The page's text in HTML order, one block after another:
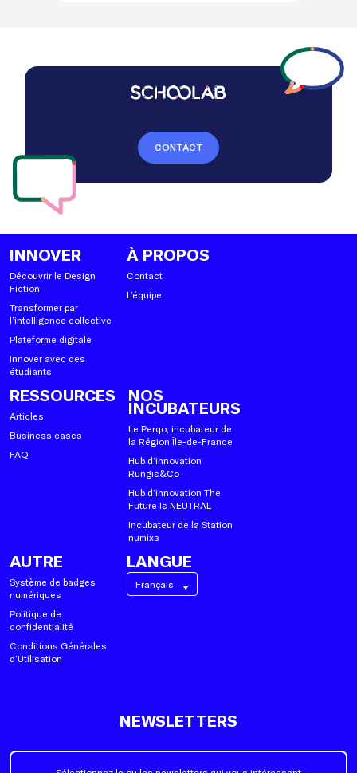
CONTACT
INNOVER
Découvrir le Design
Fiction
Transformer par
l’intelligence collective
Plateforme digitale
Innover avec des
étudiants
À PROPOS
Contact
L’équipe
RESSOURCES
Articles
Business cases
FAQ
NOS
INCUBATEURS
Le Perqo, incubateur de
la Région Île-de-France
Hub d’innovation
Rungis&Co
Hub d’innovation The
Future Is NEUTRAL
Incubateur de la Station
numixs
AUTRE
Système de badges
numériques
Politique de
confidentialité
Conditions Générales
d’Utilisation
LANGUE
Français
NEWSLETTERS